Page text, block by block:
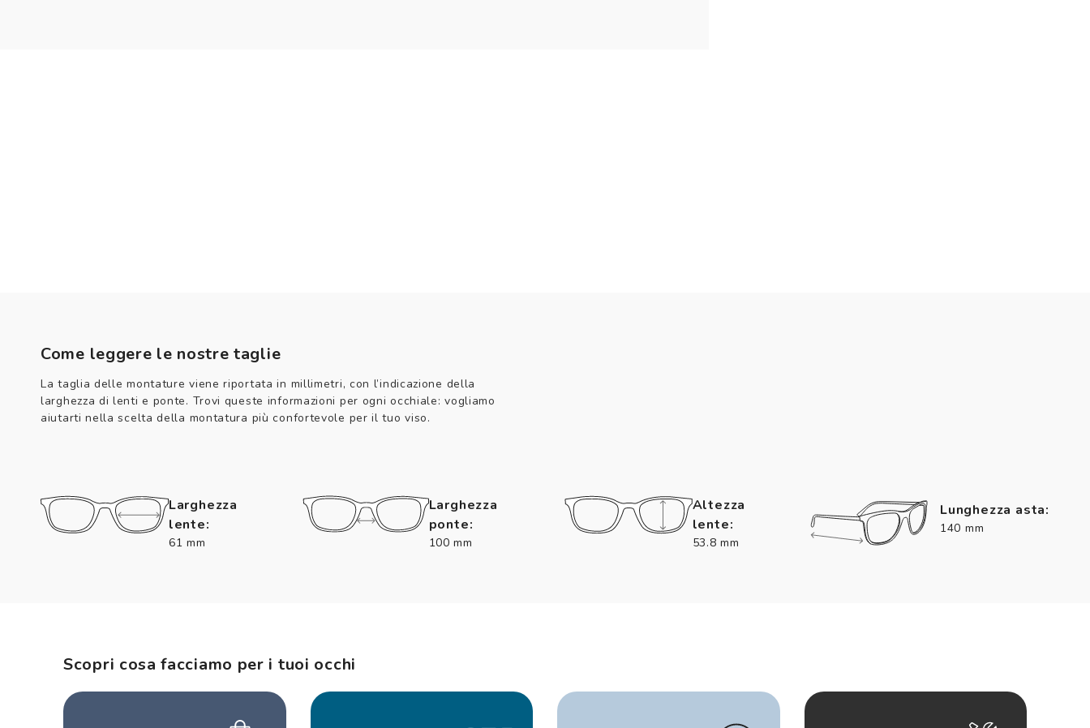
Come leggere le nostre taglie
La taglia delle montature viene riportata in millimetri, con l’indicazione della
larghezza di lenti e ponte. Trovi queste informazioni per ogni occhiale: vogliamo
aiutarti nella scelta della montatura più confortevole per il tuo viso.
Larghezza
lente:
61 mm
Larghezza
ponte:
100 mm
Altezza
lente:
53.8 mm
Lunghezza asta:
140 mm
Scopri cosa facciamo per i tuoi occhi